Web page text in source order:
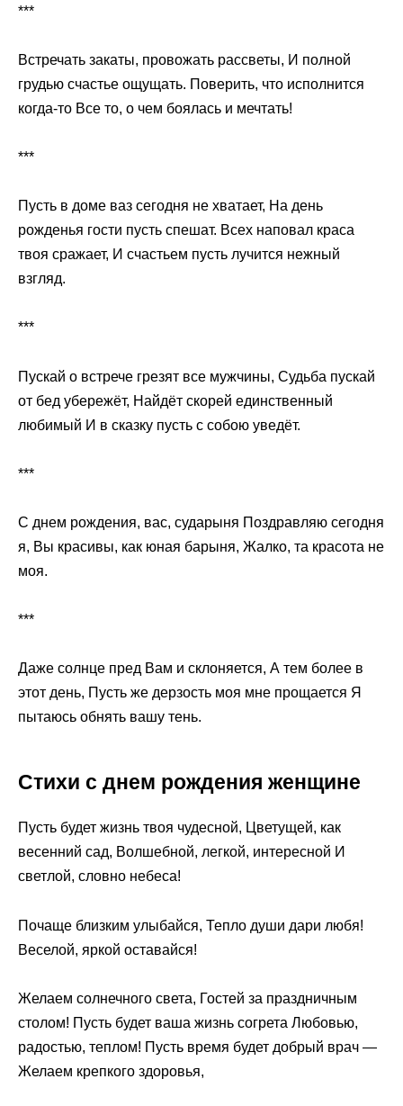
***
Встречать закаты, провожать рассветы, И полной
грудью счастье ощущать. Поверить, что исполнится
когда-то Все то, о чем боялась и мечтать!
***
Пусть в доме ваз сегодня не хватает, На день
рожденья гости пусть спешат. Всех наповал краса
твоя сражает, И счастьем пусть лучится нежный
взгляд.
***
Пускай о встрече грезят все мужчины, Судьба пускай
от бед убережёт, Найдёт скорей единственный
любимый И в сказку пусть с собою уведёт.
***
С днем рождения, вас, сударыня Поздравляю сегодня
я, Вы красивы, как юная барыня, Жалко, та красота не
моя.
***
Даже солнце пред Вам и склоняется, А тем более в
этот день, Пусть же дерзость моя мне прощается Я
пытаюсь обнять вашу тень.
Стихи с днем рождения женщине
Пусть будет жизнь твоя чудесной, Цветущей, как
весенний сад, Волшебной, легкой, интересной И
светлой, словно небеса!
Почаще близким улыбайся, Тепло души дари любя!
Веселой, яркой оставайся!
Желаем солнечного света, Гостей за праздничным
столом! Пусть будет ваша жизнь согрета Любовью,
радостью, теплом! Пусть время будет добрый врач —
Желаем крепкого здоровья,